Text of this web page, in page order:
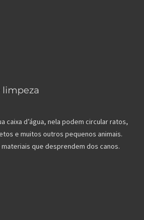
limpeza
caixa d’água, nela podem circular ratos,
e muitos outros pequenos animais.
que desprendem dos canos.